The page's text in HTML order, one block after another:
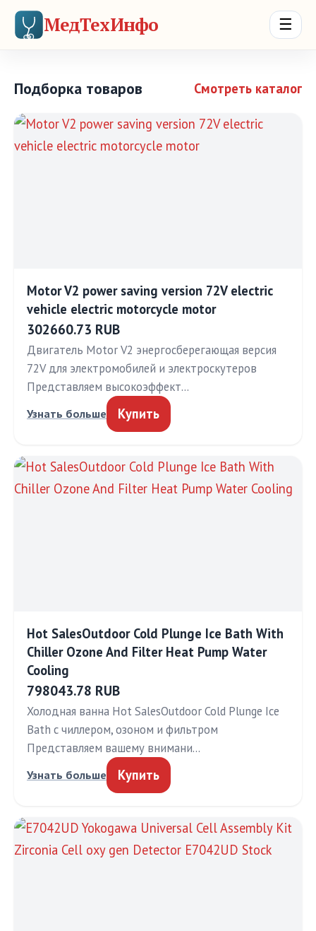
МедТехИнфо ☰
Подборка товаров Смотреть каталог
Motor V2 power saving version 72V electric
vehicle electric motorcycle motor
302660.73 RUB
Двигатель Motor V2 энергосберегающая версия
72V для электромобилей и электроскутеров
Представляем высокоэффект…
Узнать больше Купить
Hot SalesOutdoor Cold Plunge Ice Bath With
Chiller Ozone And Filter Heat Pump Water
Cooling
798043.78 RUB
Холодная ванна Hot SalesOutdoor Cold Plunge Ice
Bath с чиллером, озоном и фильтром
Представляем вашему внимани…
Узнать больше Купить